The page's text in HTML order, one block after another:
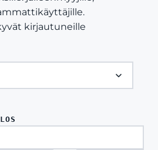
kirjautuneille